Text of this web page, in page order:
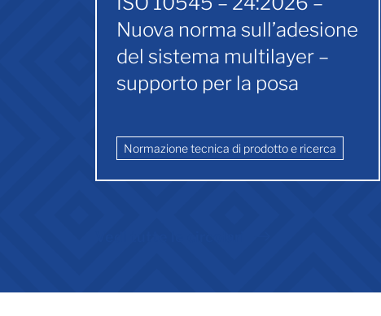
Nuova norma sull’adesione
del sistema multilayer –
supporto per la posa
Normazione tecnica di prodotto e ricerca